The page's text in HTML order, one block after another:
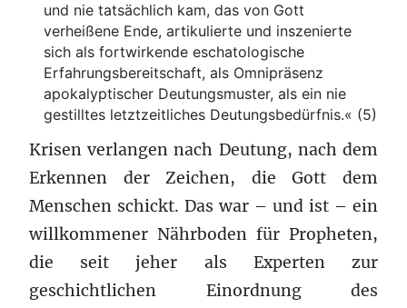
und nie tatsächlich kam, das von Gott
verheißene Ende, artikulierte und inszenierte
sich als fortwirkende eschatologische
Erfahrungsbereitschaft, als Omnipräsenz
apokalyptischer Deutungsmuster, als ein nie
gestilltes letztzeitliches Deutungsbedürfnis.« (5)
Krisen verlangen nach Deutung, nach dem
Erkennen der Zeichen, die Gott dem
Menschen schickt. Das war – und ist – ein
willkommener Nährboden für Propheten,
die seit jeher als Experten zur
geschichtlichen Einordnung des